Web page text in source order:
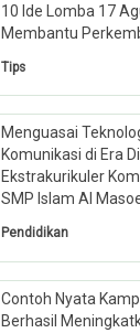
10 Ide Lomba 17
Membantu
Tips
Menguasai
Komunikasi di Era
Ekstrakurikuler
SMP Islam Al
Pendidikan
Contoh Nyata
Berhasil